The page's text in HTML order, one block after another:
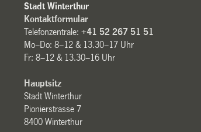
Stadt Winterthur
Kontaktformular
Telefonzentrale:+41 52 267 51 51
Mo–Do: 8–12 & 13.30–17 Uhr
Fr: 8–12 & 13.30–16 Uhr
Hauptsitz
Stadt Winterthur
Pionierstrasse 7
8400 Winterthur